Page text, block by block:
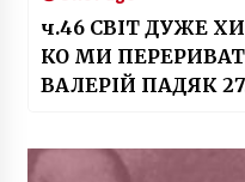
ч.46 СВІТ ДУЖЕ
КО МИ
ВАЛЕРІЙ ПАДЯК